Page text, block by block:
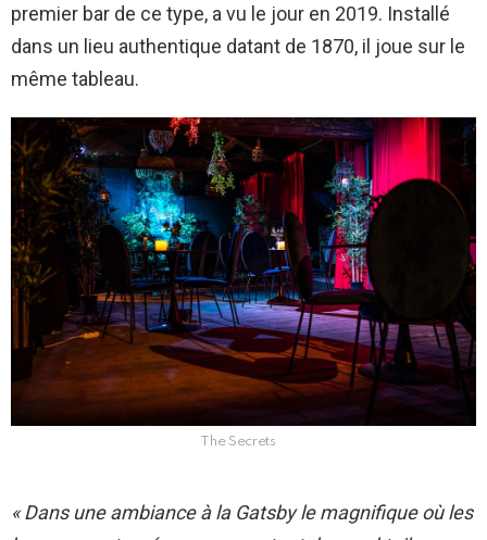
premier bar de ce type, a vu le jour en 2019. Installé
dans un lieu authentique datant de 1870, il joue sur le
même tableau.
The Secrets
« Dans une ambiance à la Gatsby le magnifique où les